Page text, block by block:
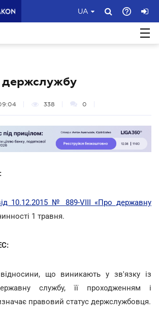
UA
держслужбу
338 0
10.12.2015 № 889-VIII «Про державну
1 травня.
що виникають у зв'язку із
службу, її проходженням і
правовий статус держслужбовця.